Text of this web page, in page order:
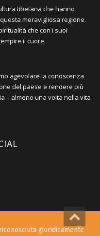
tibetana che hanno
meravigliosa regione.
che con i suoi
il cuore.
agevolare la conoscenza
del paese e rendere più
– almeno una volta nella vita
giuridicamente